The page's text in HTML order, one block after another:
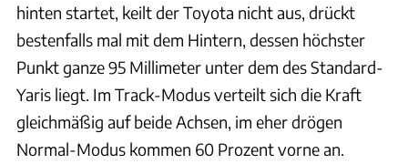
hinten startet, keilt der Toyota nicht aus, drückt
bestenfalls mal mit dem Hintern, dessen höchster
Punkt ganze 95 Millimeter unter dem des Standard-
Yaris liegt. Im Track-Modus verteilt sich die Kraft
gleichmäßig auf beide Achsen, im eher drögen
Normal-Modus kommen 60 Prozent vorne an.